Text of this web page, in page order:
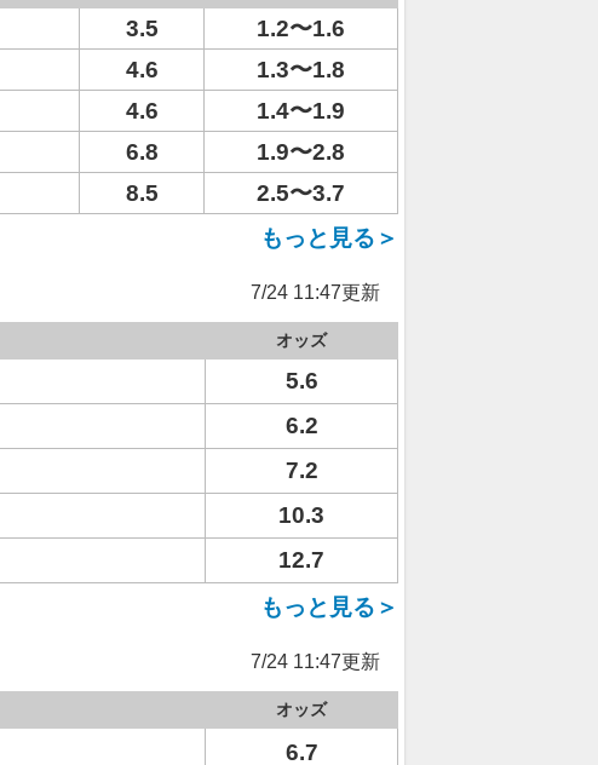
3.5
1.2〜1.6
4.6
1.3〜1.8
4.6
1.4〜1.9
6.8
1.9〜2.8
8.5
2.5〜3.7
もっと見る＞
7/24 11:47更新
オッズ
5.6
6.2
7.2
10.3
12.7
もっと見る＞
7/24 11:47更新
オッズ
6.7